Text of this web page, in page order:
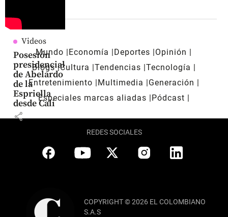
Videos
Posesión
presidencial
de Abelardo
de la
Espriella
desde Cali
share
Mundo Economía Deportes
Opinión
Blogs Cultura Tendencias Tecnología
Entretenimiento
Multimedia
Generación
Especiales marcas aliadas
Pódcast
REDES SOCIALES
COPYRIGHT © 2026 EL COLOMBIANO
S.A.S